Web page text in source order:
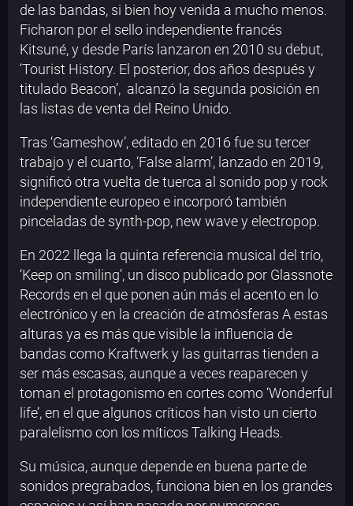
de las bandas, si bien hoy venida a mucho menos.
Ficharon por el sello independiente francés
Kitsuné, y desde París lanzaron en 2010 su debut,
‘Tourist History. El posterior, dos años después y
titulado Beacon’, alcanzó la segunda posición en
las listas de venta del Reino Unido.
Tras ‘Gameshow’, editado en 2016 fue su tercer
trabajo y el cuarto, ‘False alarm’, lanzado en 2019,
significó otra vuelta de tuerca al sonido pop y rock
independiente europeo e incorporó también
pinceladas de synth-pop, new wave y electropop.
En 2022 llega la quinta referencia musical del trío,
‘Keep on smiling’, un disco publicado por Glassnote
Records en el que ponen aún más el acento en lo
electrónico y en la creación de atmósferas A estas
alturas ya es más que visible la influencia de
bandas como Kraftwerk y las guitarras tienden a
ser más escasas, aunque a veces reaparecen y
toman el protagonismo en cortes como ‘Wonderful
life’, en el que algunos críticos han visto un cierto
paralelismo con los míticos Talking Heads.
Su música, aunque depende en buena parte de
sonidos pregrabados, funciona bien en los grandes